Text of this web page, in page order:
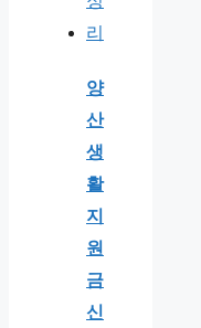
양
산
생
활
지
원
금
신